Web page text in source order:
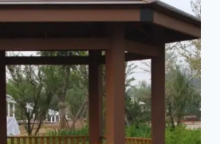
لحلول
مداخل
خارجية
تدوم
طويلاً